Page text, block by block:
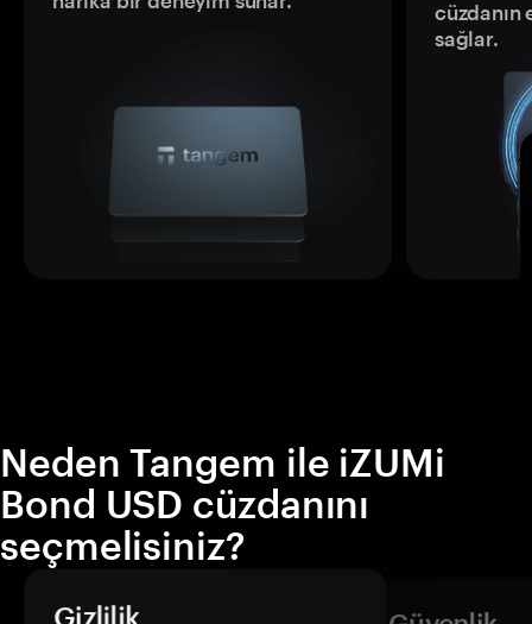
sağlar.
Neden Tangem ile iZUMi
Bond USD cüzdanını
seçmelisiniz?